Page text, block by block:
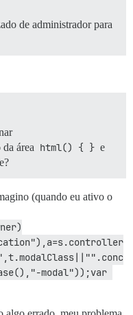
de administrador para
área html() { } e
(quando eu ativo o
modal"));var